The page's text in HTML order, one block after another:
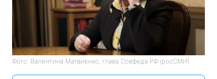
Фото: Валентина Матвиенко, глава Совфеда РФ (росСМИ)